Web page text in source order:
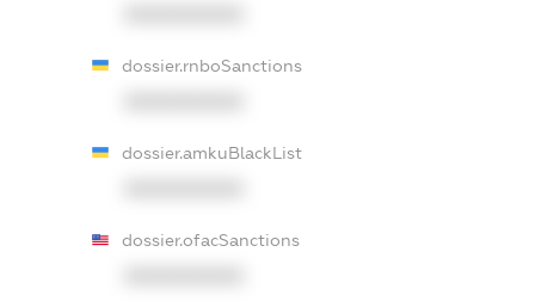
dossier.rnboSanctions
dossier.amkuBlackList
dossier.ofacSanctions